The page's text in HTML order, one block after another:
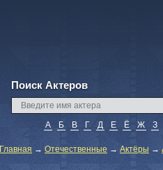
Поиск Актеров
А Б В Г Д Е Ё Ж З
Главная → Отечественные → Актёры →